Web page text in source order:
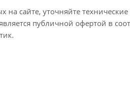
на сайте, уточняйте
публичной офертой в